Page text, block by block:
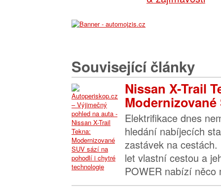
Související články
Nissan X-Trail
Modernizované
Elektrifikace dnes
hledání nabíjecích
zastávek na
let vlastní cestou a
POWER nabízí něco